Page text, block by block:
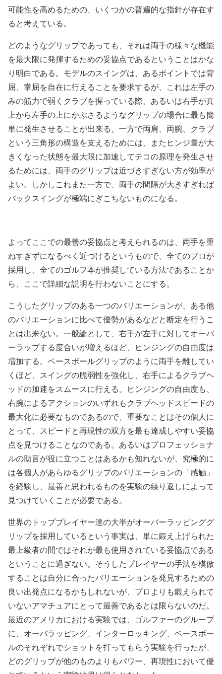
可能性を高めるための、いくつかの普遍的な指針が存在す
ると考えている。
どのようなグリップであっても、それは両手の様々な機能
を最大限に発揮するための妥協点であるということはかな
り明白である。モデルのスイングは、あるポイントでは背
屈、掌屈を自在に行えることを要求するが、これは左手の
みの筋力で弱くクラブを握っている際、あるいは右手が真
上から左手の上にかぶさるようなグリップの場合に最も簡
単に発生させることが出来る。一方で両肩、両腕、クラブ
という三角形の構造を支えるためには、またヒンジ量が大
きくなった状態を最大限に加速してテコの原理を発生させ
るためには、両手のグリップは近づきすぎない方が効率が
よい。しかしこれまた一方で、両手の間隔が大きすぎれば
バックスイングが極端にぎこちないものになる。
よってここでの最善の妥協点と考えられるのは、両手を重
ねすぎずになるべく近づけるというもので、全てのプロが
採用し、全てのゴルフ本が推奨している方法であることか
ら、ここで詳細な説明を行わないことにする。
こうしたグリップのある一つのバリエーションが、ある他
のバリエーションに比べて優勢があるなどと断定を行うこ
とは出来ない。一般論として、右手が左手に対してオーバ
ーラップする度合いが増えるほど、ヒンジングの自由度は
増加する。ベースボールグリップのように両手を離してい
くほど、スイングの脆弱性を強化し、右手によるクラブヘ
ッドの加速をスムースに行える。ヒンジングの自由度も、
右腕によるアクションのいずれもクラブヘッドスピードの
最大化に必要なものであるので、重要なことはその個人に
とって、スピードと再現性の双方を最も達成しやすい妥協
点を見つけることなのである。あるいはプロフェッショナ
ルの助言が役に立つことはあるかも知れないが、究極的に
は各個人があらゆるグリップのバリエーションの「感触」
を経験し、最善と思われるものを実験の繰り返しによって
見つけていくことが必要である。
世界のトッププレイヤー達の大半がオーバーラッピンググ
リップを採用しているという事実は、単に鍛え上げられた
最上級者の間ではそれが最も使用されている妥協点である
ということに過ぎない。そうしたプレイヤーの手法を模倣
することは自分に合ったバリエーションを発見するための
良い出発点になるかもしれないが、プロよりも鍛えられて
いないアマチュアにとって最善であるとは限らないのだ。
最近のアメリカにおける実験では、ゴルファーのグループ
に、オーバラッピング、インターロッキング、ベースボー
ルのそれぞれでショットを打ってもらう実験を行ったが、
どのグリップが他のものよりもパワー、再現性において優